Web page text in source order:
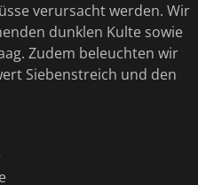
verursacht werden. Wir
dunklen Kulte sowie
Zudem beleuchten wir
Siebenstreich und den